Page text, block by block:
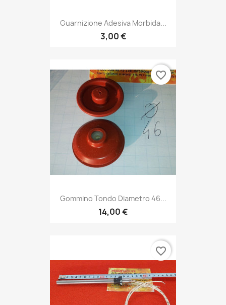
Guarnizione Adesiva Morbida...
3,00 €
Gommino Tondo Diametro 46...
14,00 €
favorite_border
favorite_border